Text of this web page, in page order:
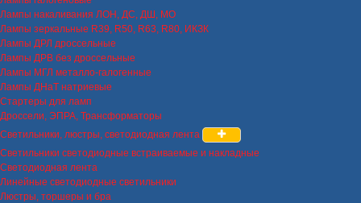
Лампы накаливания ЛОН, ДС, ДШ, МО
Лампы зеркальные R39, R50, R63, R80, ИКЗК
Лампы ДРЛ дроссельные
Лампы ДРВ без дроссельные
Лампы МГЛ металло-галогенные
Лампы ДНаТ натриевые
Стартеры для ламп
Дроссели, ЭПРА, Трансформаторы
Светильники, люстры, светодиодная лента
Светильники светодиодные встраиваемые и накладные
Светодиодная лента
Линейные светодиодные светильники
Люстры, торшеры и бра